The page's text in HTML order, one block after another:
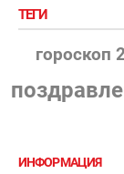
ТЕГИ
гороскоп
ИНФОРМАЦИЯ